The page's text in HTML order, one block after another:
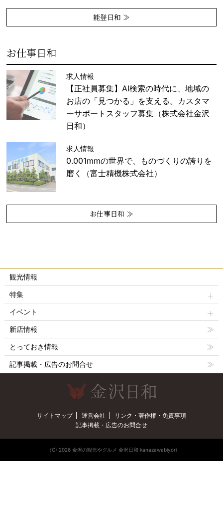
能登日和 ≫
お仕事日和
求人情報
【正社員募集】AI検索の時代に、地域の
お店の「見つかる」を支える。カスタマ
ーサポートスタッフ募集（株式会社金沢
日和）
求人情報
0.001mmの世界で、ものづくりの誇りを
磨く（富士精機株式会社）
お仕事日和 ≫
観光情報
特集
イベント
新店情報
とっておき情報
記事掲載・広告のお問合せ
サイトマップ 運営会社
リンク・著作権・免責事項
記事掲載・広告のお問合せ
（C) 2026 金沢の観光やグルメ 金沢日和 kanazawabiyori